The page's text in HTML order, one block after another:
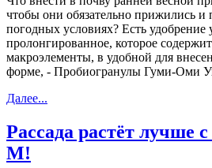
чтобы они обязательно прижились
погодных условиях? Есть удобрение
пролонгированное, которое
макроэлементы, в удобной для
форме, - Пробиогранулы Гуми-Оми
Далее...
Рассада растёт лучше
М!